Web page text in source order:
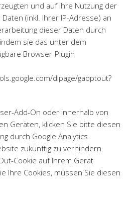
und auf ihre Nutzung der
(inkl. Ihrer IP-Adresse) an
dieser Daten durch
sie das unter dem
Browser-Plugin
dlpage/gaoptout?
Add-On oder innerhalb von
Geräten, klicken Sie bitte diesen
durch Google Analytics
zukünftig zu verhindern.
Cookie auf Ihrem Gerät
Ihre Cookies, müssen Sie diesen